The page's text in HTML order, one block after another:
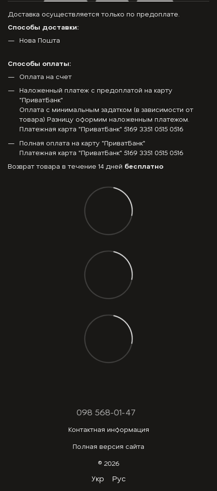
Доставка осуществляется только по предоплате.
Способы доставки:
Нова Пошта
Способы оплаты:
Оплата на счет
Наложенный платеж с предоплатой на карту
"ПриватБанк"
Оплата с минимальным задатком (в зависимости от
товара) Разницу оформим наложенным платежом.
Платежная карта "ПриватБанк" 5169 3351 0515 0516
Полная оплата на карту "ПриватБанк"
Платежная карта "ПриватБанк" 5169 3351 0515 0516
Возврат товара в течение 14 дней бесплатно
098 568-01-47
Контактная информация
Полная версия сайта
© 2026
Укр Рус